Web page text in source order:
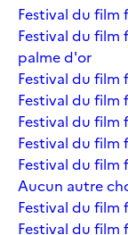
Festival du film
Festival du film
palme d'or
Festival du film
Festival du film
Festival du film
Festival du film
Festival du film
Aucun autre
Festival du film
Festival du film